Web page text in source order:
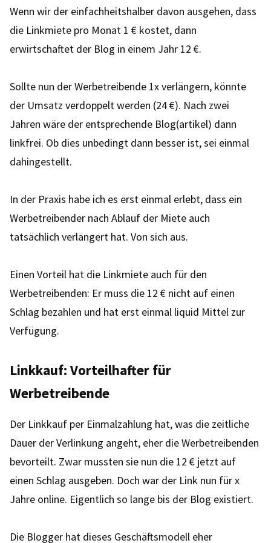
Wenn wir der einfachheitshalber davon ausgehen, dass
die Linkmiete pro Monat 1 € kostet, dann
erwirtschaftet der Blog in einem Jahr 12 €.
Sollte nun der Werbetreibende 1x verlängern, könnte
der Umsatz verdoppelt werden (24 €). Nach zwei
Jahren wäre der entsprechende Blog(artikel) dann
linkfrei. Ob dies unbedingt dann besser ist, sei einmal
dahingestellt.
In der Praxis habe ich es erst einmal erlebt, dass ein
Werbetreibender nach Ablauf der Miete auch
tatsächlich verlängert hat. Von sich aus.
Einen Vorteil hat die Linkmiete auch für den
Werbetreibenden: Er muss die 12 € nicht auf einen
Schlag bezahlen und hat erst einmal liquid Mittel zur
Verfügung.
Linkkauf: Vorteilhafter für
Werbetreibende
Der Linkkauf per Einmalzahlung hat, was die zeitliche
Dauer der Verlinkung angeht, eher die Werbetreibenden
bevorteilt. Zwar mussten sie nun die 12 € jetzt auf
einen Schlag ausgeben. Doch war der Link nun für x
Jahre online. Eigentlich so lange bis der Blog existiert.
Die Blogger hat dieses Geschäftsmodell eher